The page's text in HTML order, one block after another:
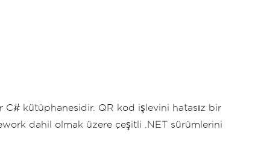
C# kütüphanesidir. QR kod işlevini hatasız bir
dahil olmak üzere çeşitli .NET sürümlerini